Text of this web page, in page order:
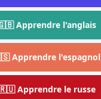
Apprendre l'anglais
Apprendre l'espagnol
Apprendre le russe